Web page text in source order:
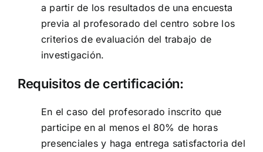
a partir de los resultados de una encuesta
previa al profesorado del centro sobre los
criterios de evaluación del trabajo de
investigación.
Requisitos de certificación:
En el caso del profesorado inscrito que
participe en al menos el 80% de horas
presenciales y haga entrega satisfactoria del